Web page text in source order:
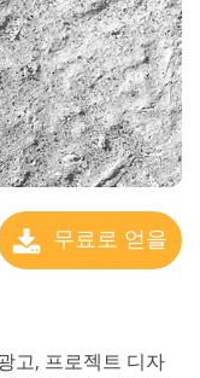
무료로 얻을
고, 프로젝트 디자